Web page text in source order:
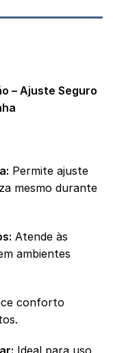
– Ajuste Seguro
Permite ajuste
mesmo durante
Atende às
ambientes
conforto